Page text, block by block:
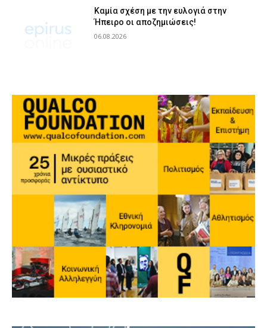
Καμία σχέση με την ευλογιά στην
Ήπειρο οι αποζημιώσεις!
06.08.2026